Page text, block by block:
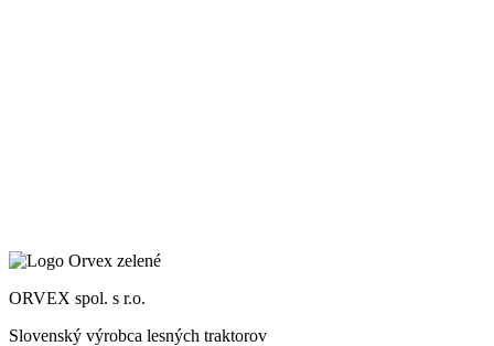
ORVEX spol. s r.o.
Slovenský výrobca lesných traktorov